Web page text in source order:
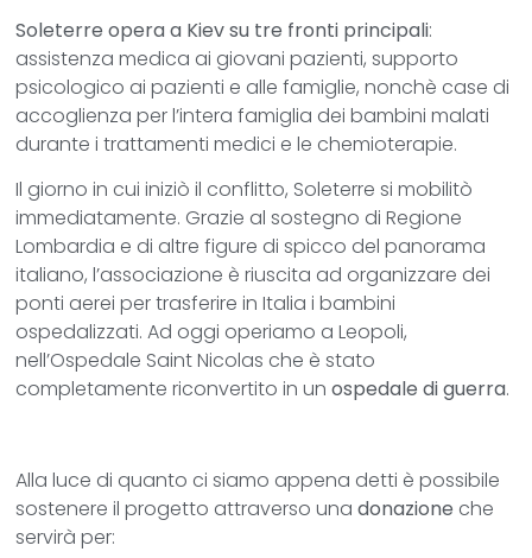
Soleterre opera a Kiev su tre fronti principali:
assistenza medica ai giovani pazienti, supporto
psicologico ai pazienti e alle famiglie, nonchè case di
accoglienza per l’intera famiglia dei bambini malati
durante i trattamenti medici e le chemioterapie.
Il giorno in cui iniziò il conflitto, Soleterre si mobilitò
immediatamente. Grazie al sostegno di Regione
Lombardia e di altre figure di spicco del panorama
italiano, l’associazione è riuscita ad organizzare dei
ponti aerei per trasferire in Italia i bambini
ospedalizzati. Ad oggi operiamo a Leopoli,
nell’Ospedale Saint Nicolas che è stato
completamente riconvertito in unospedale di guerra.
Alla luce di quanto ci siamo appena detti è possibile
sostenere il progetto attraverso unadonazione che
servirà per: